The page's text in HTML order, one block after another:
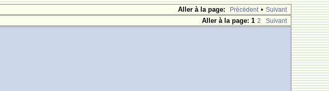
Aller à la page:
Prècèdent • Suivant
Aller à la page: 1 2 Suivant